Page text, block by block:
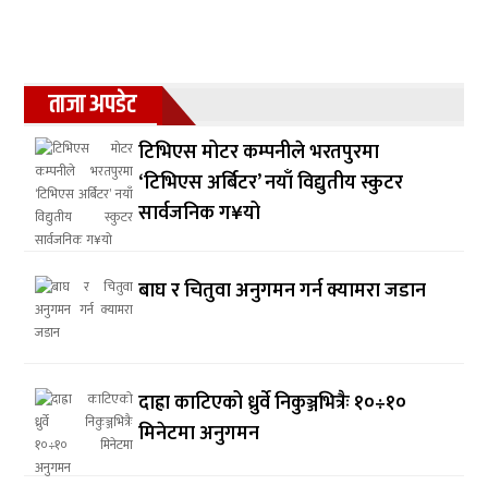
ताजा अपडेट
टिभिएस मोटर कम्पनीले भरतपुरमा
‘टिभिएस अर्बिटर’ नयाँ विद्युतीय स्कुटर
सार्वजनिक ग¥यो
बाघ र चितुवा अनुगमन गर्न क्यामरा जडान
दाह्रा काटिएको ध्रुर्वे निकुञ्जभित्रैः १०÷१०
मिनेटमा अनुगमन